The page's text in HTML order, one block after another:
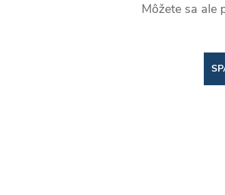
Môžete sa ale